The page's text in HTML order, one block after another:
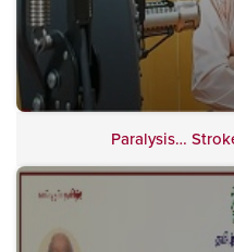
Paralysis…